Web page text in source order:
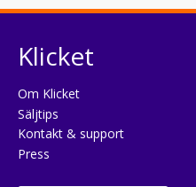
Klicket
Om Klicket
Säljtips
Kontakt & support
Press